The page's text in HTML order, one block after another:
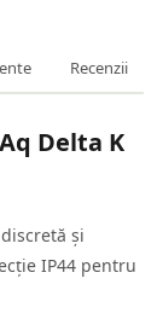
Recenzii
Delta K
și
IP44 pentru